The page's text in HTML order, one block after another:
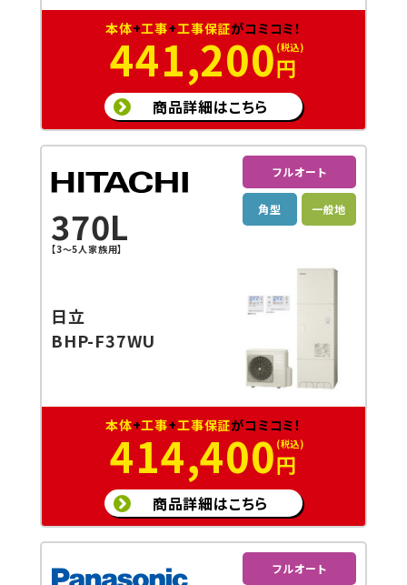
本体+工事+工事保証がコミコミ！
441,200円
商品詳細はこちら
370L
【3～5人家族用】
フルオート
角型 一般地
日立
BHP-F37WU
本体+工事+工事保証がコミコミ！
414,400円
商品詳細はこちら
フルオート